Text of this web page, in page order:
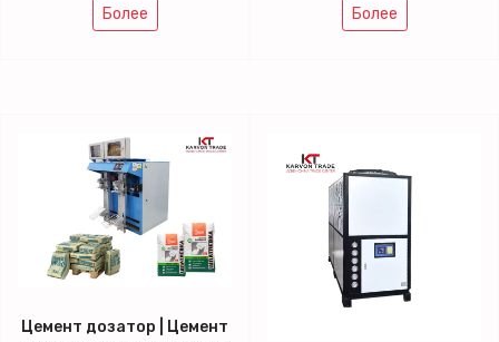
Более Более
Цемент дозатор | Цемент